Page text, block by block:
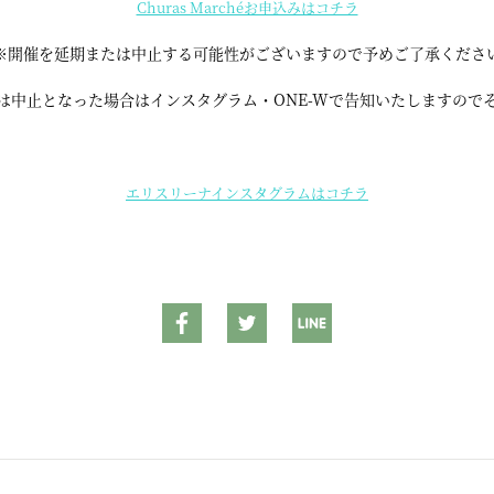
Churas Marchéお申込みはコチラ
催を延期または中止する可能性がございますので予めご了承くださ
中止となった場合はインスタグラム・ONE-Wで告知いたしますので
エリスリーナインスタグラムはコチラ